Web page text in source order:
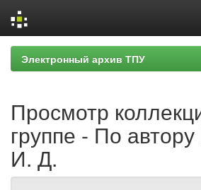
Skip
navigation
Электронный архив ТПУ
Просмотр
группе - По
И. Д.